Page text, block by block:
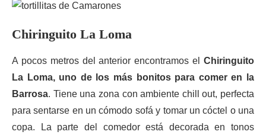
Chiringuito La Loma
A pocos metros del anterior encontramos el Chiringuito
La Loma, uno de los más bonitos para comer en la
Barrosa. Tiene una zona con ambiente chill out, perfecta
para sentarse en un cómodo sofá y tomar un cóctel o una
copa. La parte del comedor está decorada en tonos